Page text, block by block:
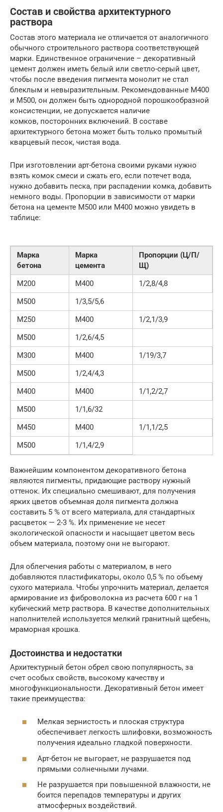
Состав и свойства архитектурного
раствора
Состав этого материала не отличается от аналогичного
обычного строительного раствора соответствующей
марки. Единственное ограничение – декоративный
цемент должен иметь белый или светло-серый цвет,
чтобы после введения пигмента монолит не стал
блеклым и невыразительным. Рекомендованные М400
и М500, он должен быть однородной порошкообразной
консистенции, не допускается наличие
комков, посторонних включений. В составе
архитектурного бетона может быть только промытый
кварцевый песок, чистая вода.
При изготовлении арт-бетона своими руками нужно
взять комок смеси и сжать его, если потечет вода,
нужно добавить песка, при распадении комка, добавить
немного воды. Пропорции в зависимости от марки
бетона на цементе М500 или М400 можно увидеть в
таблице:
Марка
бетона
Марка
цемента
Пропорции (Ц/П/
Щ)
М200
М400
1/2,8/4,8
М500
1/3,5/5,6
М250
М400
1/2,1/3,9
М500
1/2,6/4,5
М300
М400
1/19/3,7
М500
1/2,4/4,3
М400
М400
1/1,2/2,7
М500
1/1,6/32
М450
М400
1/1,1/2,5
М500
1/1,4/2,9
Важнейшим компонентом декоративного бетона
являются пигменты, придающие раствору нужный
оттенок. Их специально смешивают, для получения
ярких цветов объемная доля пигмента должна
составить 5 % от всего материала, для стандартных
расцветок — 2-3 %. Их применение не несет
экологической опасности и насыщает цветом весь
объем материала, поэтому они не выгорают.
Для облегчения работы с материалом, в него
добавляются пластификаторы, около 0,5 % по объему
сухого материала. Чтобы упрочнить материал, делается
армирование из фиброволокна из расчета 600 г на 1
кубический метр раствора. В качестве дополнительных
наполнителей используется мелкий гранитный щебень,
мраморная крошка.
Достоинства и недостатки
Архитектурный бетон обрел свою популярность, за
счет особых свойств, высокому качеству и
многофункциональности. Декоративный бетон имеет
такие преимущества:
Мелкая зернистость и плоская структура
обеспечивает легкость шлифовки, возможность
получения идеально гладкой поверхности.
Арт-бетон не выгорает, не разрушается под
прямыми солнечными лучами.
Не разрушается при повышенной влажности, не
боится перепадов температуры и других
атмосферных воздействий.